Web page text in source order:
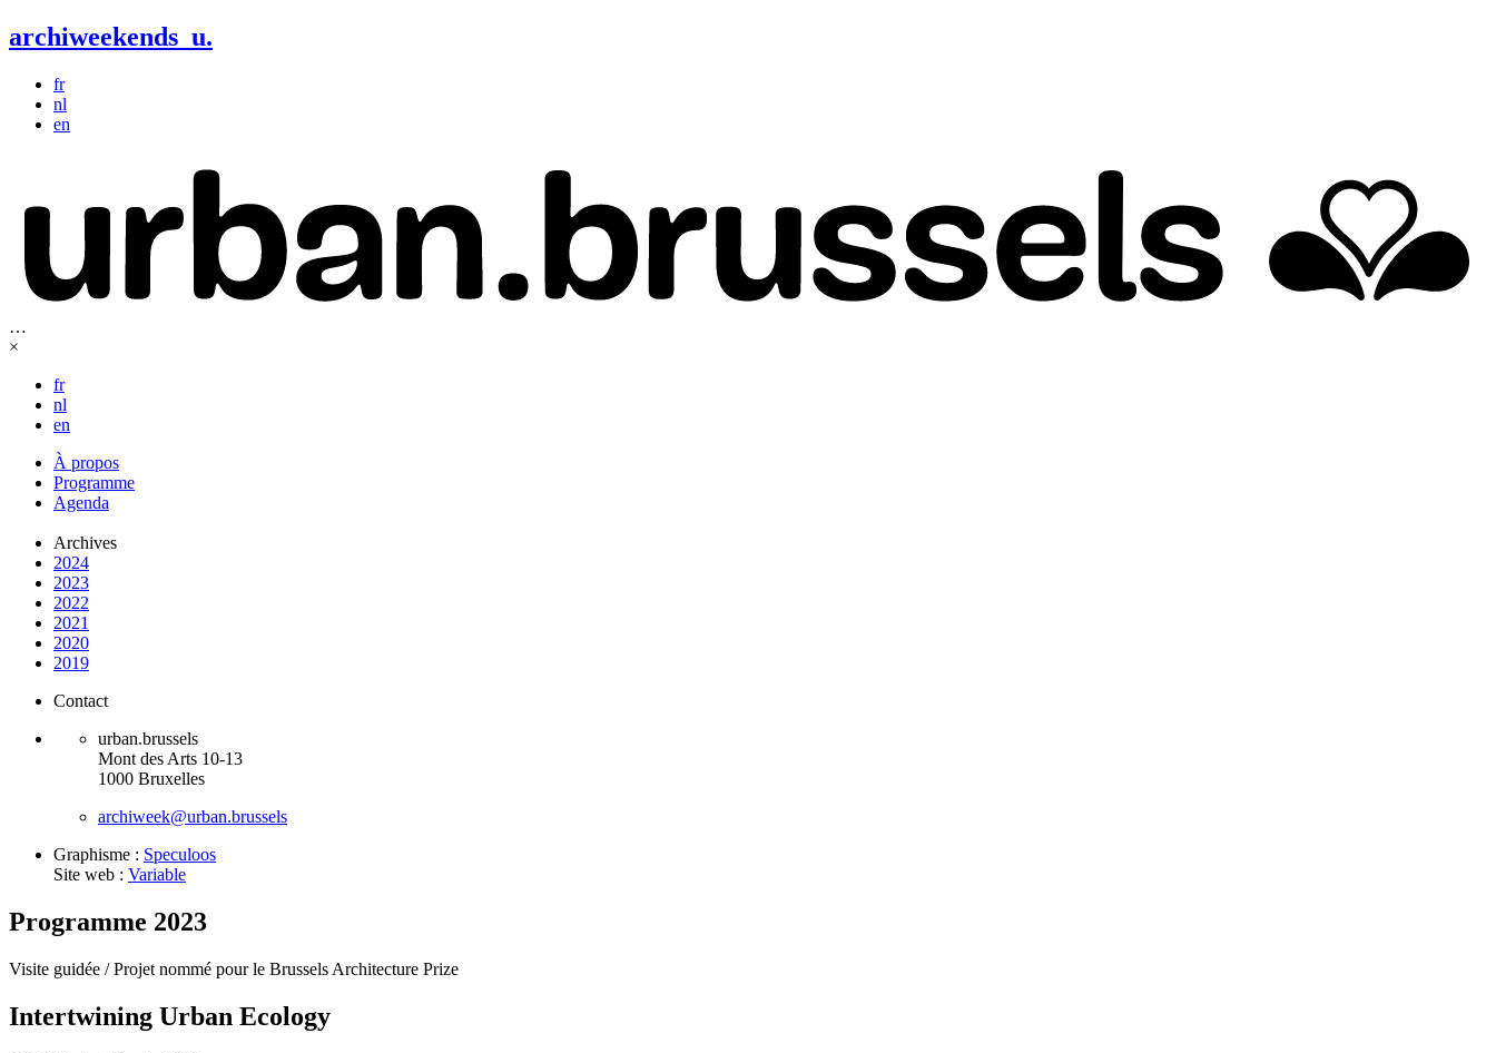
archiweekends u.
fr
nl
en
…
×
fr
nl
en
À propos
Programme
Agenda
Archives
2024
2023
2022
2021
2020
2019
Contact
urban.brussels
Mont des Arts 10-13
1000 Bruxelles
archiweek@urban.brussels
Graphisme : Speculoos
Site web : Variable
Programme 2023
Visite guidée /Projet nommé pour le Brussels Architecture Prize
Intertwining Urban Ecology